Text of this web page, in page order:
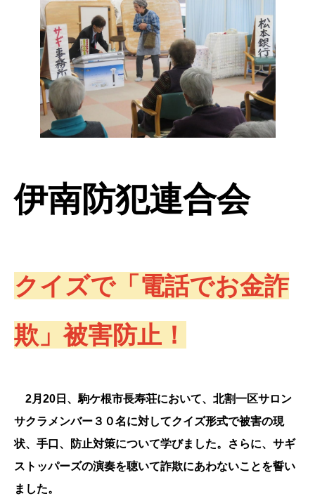
伊南防犯連合会
クイズで「電話でお金詐
欺」被害防止！
2月20日、駒ケ根市長寿荘において、北割一区サロン
サクラメンバー３０名に対してクイズ形式で被害の現
状、手口、防止対策について学びました。さらに、サギ
ストッパーズの演奏を聴いて詐欺にあわないことを誓い
ました。